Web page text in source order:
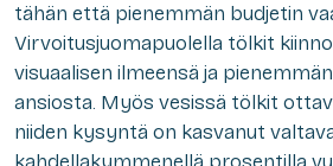
tähän että pienemmän budjetin
Virvoitusjuomapuolella tölkit
visuaalisen ilmeensä ja
ansiosta. Myös vesissä tölkit
niiden kysyntä on kasvanut